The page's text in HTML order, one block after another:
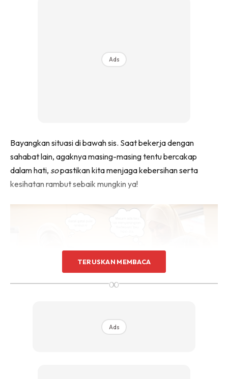
Ads
Bayangkan situasi di bawah sis. Saat bekerja dengan
sahabat lain, agaknya masing-masing tentu bercakap
dalam hati, sopastikan kita menjaga kebersihan serta
kesihatan rambut sebaik mungkin ya!
TERUSKAN MEMBACA
∞
Ads